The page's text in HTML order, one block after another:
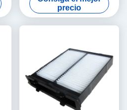
SUZUKIALTO V OE
precio